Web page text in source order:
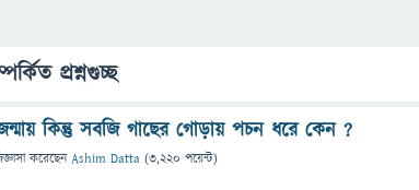
প্রশ্নগুচ্ছ
কিন্তু সবজি গাছের গোড়ায় পচন ধরে কেন ?
করেছেনAshim Datta (3,220 পয়েন্ট)